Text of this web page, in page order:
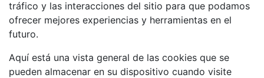
tráfico y las interacciones del sitio para que podamos
ofrecer mejores experiencias y herramientas en el
futuro.
Aquí está una vista general de las cookies que se
pueden almacenar en su dispositivo cuando visite